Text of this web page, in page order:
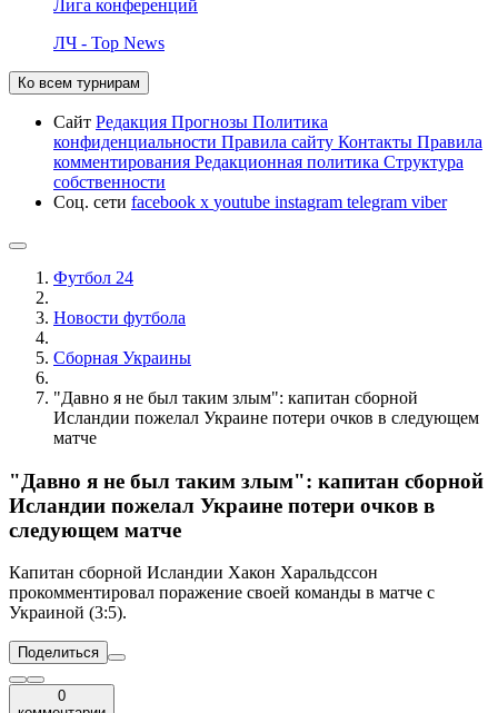
Лига конференций
ЛЧ - Top News
Ко всем турнирам
Сайт Редакция Прогнозы Политика
конфиденциальности Правила сайту Контакты Правила
комментирования Редакционная политика Структура
собственности
Соц. сети facebook x youtube instagram telegram viber
Футбол 24
Новости футбола
Сборная Украины
"Давно я не был таким злым": капитан сборной
Исландии пожелал Украине потери очков в следующем
матче
"Давно я не был таким злым": капитан сборной
Исландии пожелал Украине потери очков в
следующем матче
Капитан сборной Исландии Хакон Харальдссон
прокомментировал поражение своей команды в матче с
Украиной (3:5).
Поделиться
0